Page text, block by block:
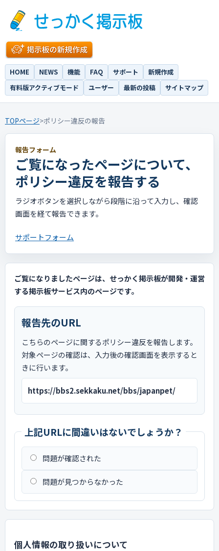
HOME NEWS 機能 FAQ サポート
新規作成
有料版アクティブモード
ユーザー 最新の投稿 サイトマップ
TOPページ>ポリシー違反の報告
報告フォーム
ご覧になったページについて、
ポリシー違反を報告する
ラジオボタンを選択しながら段階に沿って入力し、確認
画面を経て報告できます。
サポートフォーム
ご覧になりましたページは、せっかく掲示板が開発・運営
する掲示板サービス内のページです。
報告先のURL
こちらのページに関するポリシー違反を報告します。
対象ページの確認は、入力後の確認画面を表示すると
きに行います。
https://bbs2.sekkaku.net/bbs/japanpet/
上記URLに間違いはないでしょうか？
問題が確認された
問題が見つからなかった
個人情報の取り扱いについて